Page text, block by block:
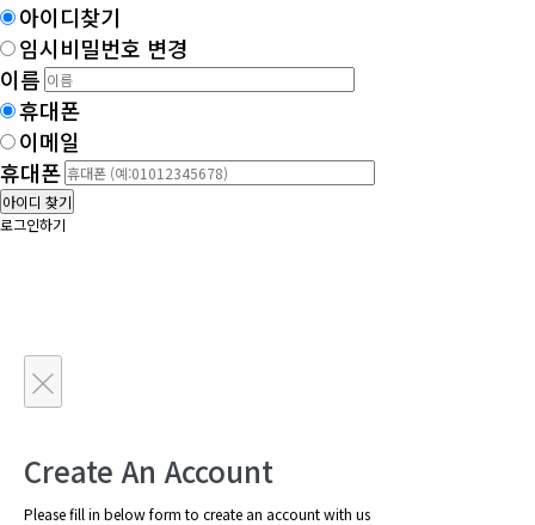
아이디찾기
임시비밀번호 변경
이름
휴대폰
이메일
휴대폰
아이디 찾기
로그인하기
×
Create An Account
Please fill in below form to create an account with us